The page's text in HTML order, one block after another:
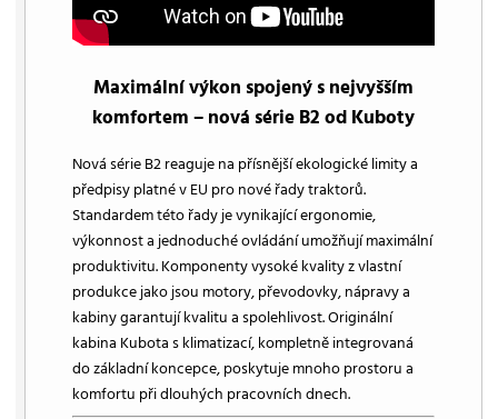
Maximální výkon spojený s nejvyšším
komfortem – nová série B2 od Kuboty
Nová série B2 reaguje na přísnější ekologické limity a
předpisy platné v EU pro nové řady traktorů.
Standardem této řady je vynikající ergonomie,
výkonnost a jednoduché ovládání umožňují maximální
produktivitu. Komponenty vysoké kvality z vlastní
produkce jako jsou motory, převodovky, nápravy a
kabiny garantují kvalitu a spolehlivost. Originální
kabina Kubota s klimatizací, kompletně integrovaná
do základní koncepce, poskytuje mnoho prostoru a
komfortu při dlouhých pracovních dnech.